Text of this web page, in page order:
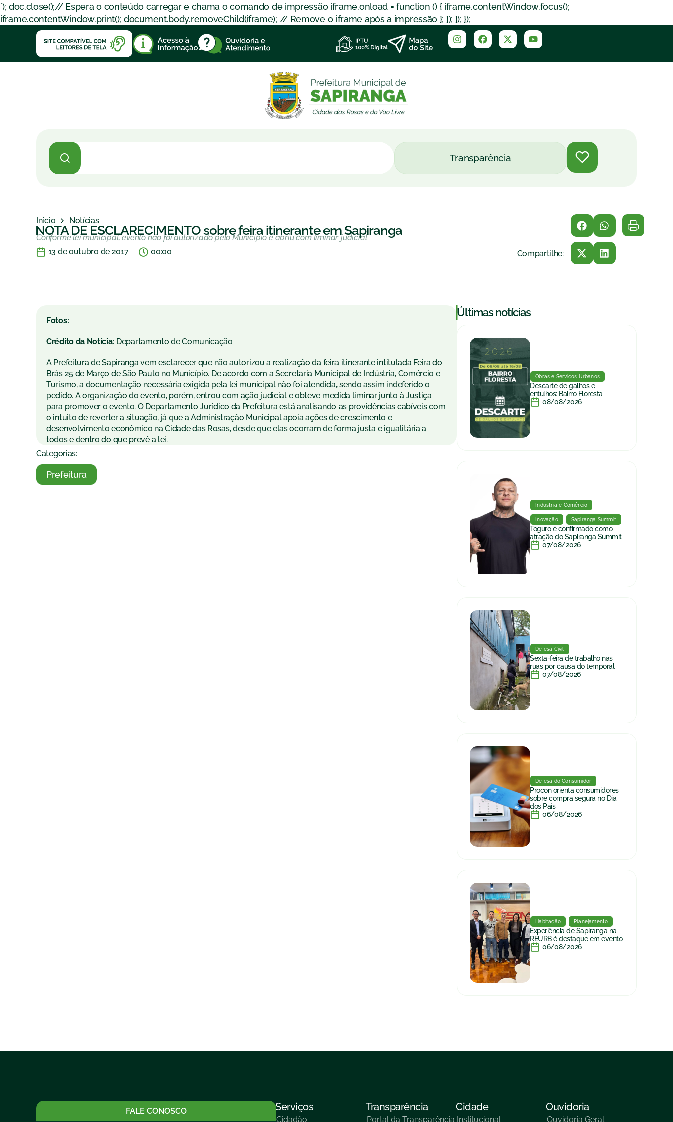
`); doc.close();// Espera o conteúdo carregar e chama o comando de impressão iframe.onload = function () { iframe.contentWindow.focus();
iframe.contentWindow.print(); document.body.removeChild(iframe); // Remove o iframe após a impressão }; }); }); });
Transparência
Início Notícias
NOTA DE ESCLARECIMENTO sobre feira itinerante em Sapiranga
Conforme lei municipal, evento não foi autorizado pelo Município e abriu com liminar judicial
13 de outubro de 2017
00:00 Compartilhe:
Fotos:
Crédito da Notícia: Departamento de Comunicação
A Prefeitura de Sapiranga vem esclarecer que não autorizou a realização da feira itinerante intitulada Feira do
Brás 25 de Março de São Paulo no Município. De acordo com a Secretaria Municipal de Indústria, Comércio e
Turismo, a documentação necessária exigida pela lei municipal não foi atendida, sendo assim indeferido o
pedido. A organização do evento, porém, entrou com ação judicial e obteve medida liminar junto à Justiça
para promover o evento. O Departamento Jurídico da Prefeitura está analisando as providências cabíveis com
o intuito de reverter a situação, já que a Administração Municipal apoia ações de crescimento e
desenvolvimento econômico na Cidade das Rosas, desde que elas ocorram de forma justa e igualitária a
todos e dentro do que prevê a lei.
Categorias:
Prefeitura
|Últimas notícias
Obras e Serviços Urbanos
Descarte de galhos e
entulhos: Bairro Floresta
08/08/2026
Indústria e Comércio
Inovação Sapiranga Summit
Toguro é confirmado como
atração do Sapiranga Summit
07/08/2026
Defesa Civil
Sexta-feira de trabalho nas
ruas por causa do temporal
07/08/2026
Defesa do Consumidor
Procon orienta consumidores
sobre compra segura no Dia
dos Pais
06/08/2026
Habitação Planejamento
Experiência de Sapiranga na
REURB é destaque em evento
06/08/2026
FALE CONOSCO Serviços
Cidadão
Transparência
Portal da Transparência
Cidade
Institucional
Ouvidoria
Ouvidoria Geral